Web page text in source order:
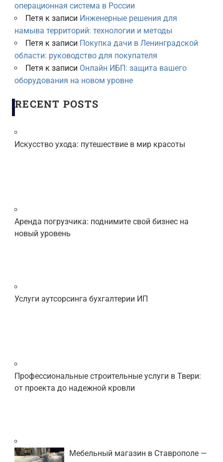
операционная система в России
Петя к записи Инженерные решения для
намыва территорий: технологии и методы
Петя к записи Покупка дачи в Ленинградской
области: руководство для покупателя
Петя к записи Онлайн ИБП: защита вашего
оборудования на новом уровне
RECENT POSTS
Искусство ухода: путешествие в мир красоты
Аренда погрузчика: поднимите свой бизнес на
новый уровень
Услуги аутсорсинга бухгалтерии ИП
Профессиональные строительные услуги в Твери:
от проекта до надежной кровли
Мебельный магазин в Ставрополе —